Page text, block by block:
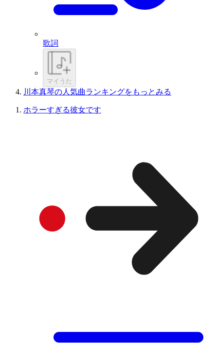
歌詞
マイうた
川本真琴の人気曲ランキングをもっとみる
ホラーすぎる彼女です